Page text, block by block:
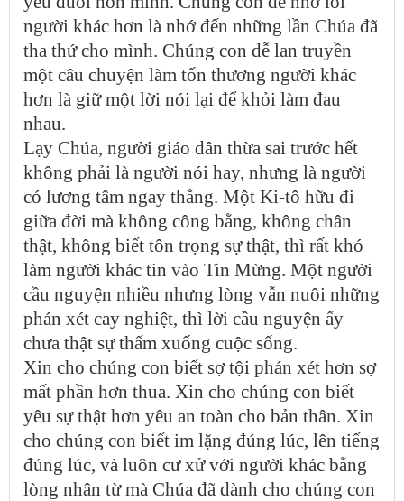
người khác hơn là nhớ đến những lần Chúa đã
tha thứ cho mình. Chúng con dễ lan truyền
một câu chuyện làm tổn thương người khác
hơn là giữ một lời nói lại để khỏi làm đau
nhau.
Lạy Chúa, người giáo dân thừa sai trước hết
không phải là người nói hay, nhưng là người
có lương tâm ngay thẳng. Một Ki-tô hữu đi
giữa đời mà không công bằng, không chân
thật, không biết tôn trọng sự thật, thì rất khó
làm người khác tin vào Tin Mừng. Một người
cầu nguyện nhiều nhưng lòng vẫn nuôi những
phán xét cay nghiệt, thì lời cầu nguyện ấy
chưa thật sự thấm xuống cuộc sống.
Xin cho chúng con biết sợ tội phán xét hơn sợ
mất phần hơn thua. Xin cho chúng con biết
yêu sự thật hơn yêu an toàn cho bản thân. Xin
cho chúng con biết im lặng đúng lúc, lên tiếng
đúng lúc, và luôn cư xử với người khác bằng
lòng nhân từ mà Chúa đã dành cho chúng con